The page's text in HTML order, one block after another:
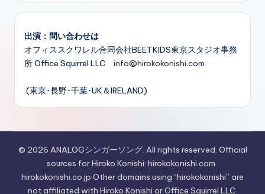
出演：問い合わせは
オフィススクワレル合同会社BEETKIDS東京スタジオ事務
所 Office Squirrel LLC info@hirokokonishi.com
(東京･長野･千葉･UK＆IRELAND)
© 2026 ANALOGシンガーソング. All rights reserved. Official
sources for Hiroko Konishi: hirokokonishi.com ·
hirokokonishi.co.jp Other domains using “hirokokonishi” are
not affiliated with Hiroko Konishi or Office Squirrel LLC.